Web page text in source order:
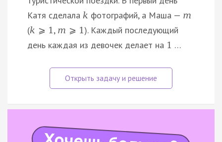
Катя сделала k фотографий, а Маша — m
(k ⩾ 1 , m ⩾ 1). Каждый последующий
день каждая из девочек делает на 1 …